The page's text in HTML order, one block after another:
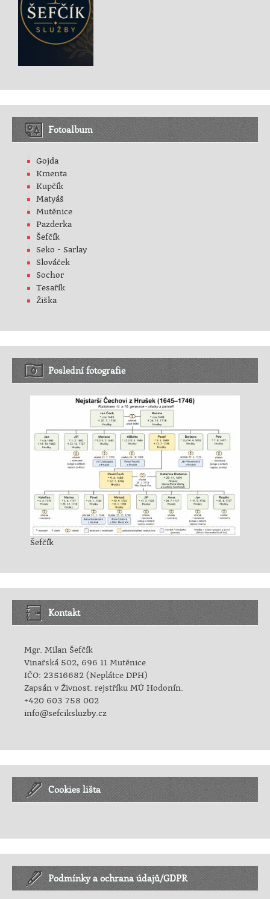
Fotoalbum
Gojda
Kmenta
Kupčík
Matyáš
Mutěnice
Pazderka
Šefčík
Seko - Sarlay
Slováček
Sochor
Tesařík
Žiška
Poslední fotografie
Šefčík
Kontakt
Mgr. Milan Šefčík
Vinařská 502, 696 11 Mutěnice
IČO: 23516682 (Neplátce DPH)
Zapsán v Živnost. rejstříku MÚ Hodonín.
+420 603 758 002
info@sefciksluzby.cz
Cookies lišta
Podmínky a ochrana údajů/GDPR